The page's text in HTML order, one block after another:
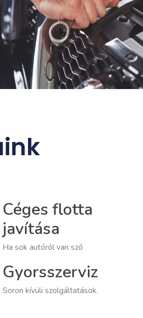
Céges flotta
javítása
Ha sok autóról van szó
Gyorsszerviz
Soron kívüli szolgáltatások.